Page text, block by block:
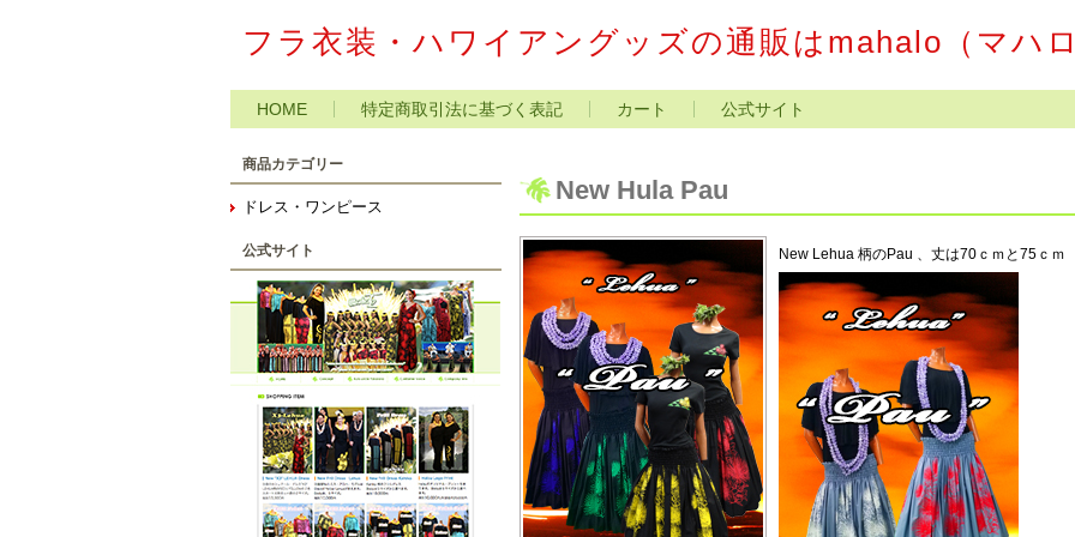
フラ衣装・ハワイアングッズの通販はmahalo（マハ
HOME 特定商取引法に基づく表記 カート 公式サイト
商品カテゴリー
ドレス・ワンピース
公式サイト
New Hula Pau
New Lehua 柄のPau 、丈は70ｃｍと75ｃｍ